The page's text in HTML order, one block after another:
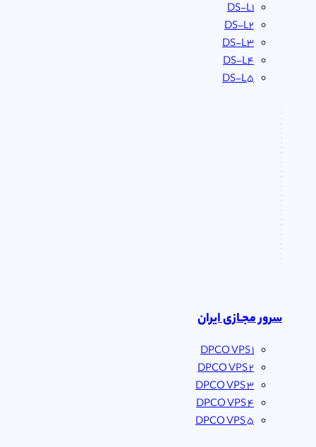
DS-L1
DS-L2
DS-L3
DS-L4
DS-L5
سرور مجـازی ایران
DPCO VPS 1
DPCO VPS 2
DPCO VPS 3
DPCO VPS 4
DPCO VPS 5